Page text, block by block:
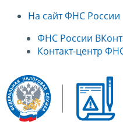
На сайт ФНС России
ФНС России
Контакт-центр